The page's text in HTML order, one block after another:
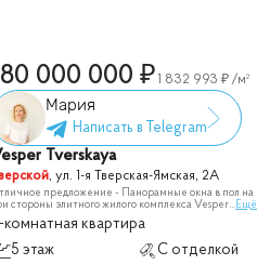
000 000 1 832 993 /м²
Мария
Tverskaya
, ул. 1-я Тверская-Ямская, 2А
предложение - Панорамные окна в пол на
стороны элитного жилого комплекса Vesper...Ещё
комнатная квартира
5 этаж
С отделкой